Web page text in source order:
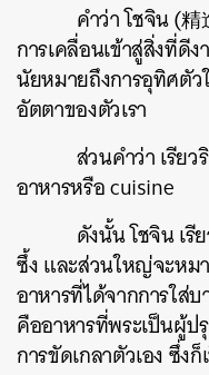
คำว่า โชจิน (
การเคลื่อนเข้าสู่สิ่งที่ดี
นัยหมายถึงการอุทิศตัว
อัตตาของตัวเรา
ส่วนคำว่า เรีย
อาหารหรือ cuisine
ดังนั้น โชจิน เรี
ซึ้ง และส่วนใหญ่จะหม
อาหารที่ได้จากการใส่
คืออาหารที่พระเป็นผู้ป
การขัดเกลาตัวเอง ซึ่